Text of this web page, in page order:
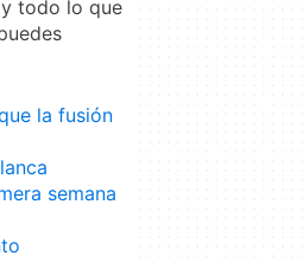
todo lo que
la fusión
semana